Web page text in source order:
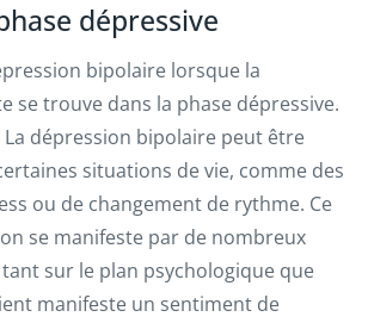
dépressive
bipolaire lorsque la
se trouve dans la phase dépressive.
dépression bipolaire peut être
situations de vie, comme des
ou de changement de rythme. Ce
se manifeste par de nombreux
sur le plan psychologique que
manifeste un sentiment de